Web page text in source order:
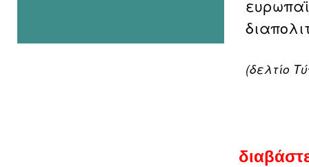
(δελτίο